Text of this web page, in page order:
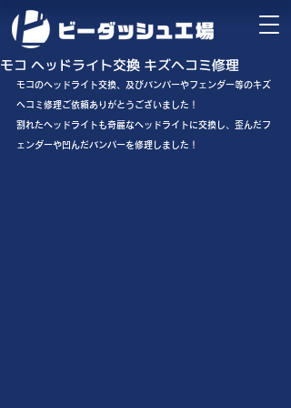
モコ ヘッドライト交換 キズヘコミ修理
モコのヘッドライト交換、及びバンパーやフェンダー等のキズ
ヘコミ修理ご依頼ありがとうございました！
割れたヘッドライトも奇麗なヘッドライトに交換し、歪んだフ
ェンダーや凹んだバンパーを修理しました！